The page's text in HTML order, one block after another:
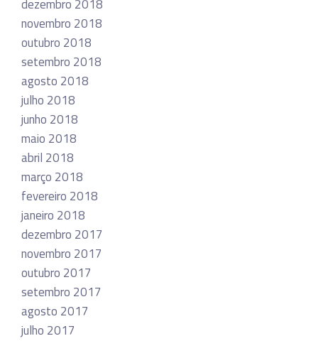
dezembro 2018
novembro 2018
outubro 2018
setembro 2018
agosto 2018
julho 2018
junho 2018
maio 2018
abril 2018
março 2018
fevereiro 2018
janeiro 2018
dezembro 2017
novembro 2017
outubro 2017
setembro 2017
agosto 2017
julho 2017